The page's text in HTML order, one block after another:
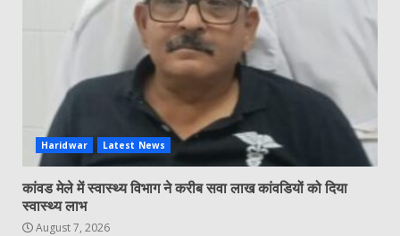
Haridwar Latest News
कांवड मेले में स्वास्थ्य विभाग ने करीब सवा लाख कांवडियों को दिया
स्वास्थ्य लाभ
August 7, 2026